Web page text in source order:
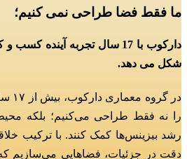
ما فقط فضا طراحی نمی کنیم؛
دارکوب با 17 سال تجربه آینده
شکل می دهد.
در
را نه فقط طراحی می‌کنیم؛ بلکه
رشد بیزینس‌ها کمک کنند. با ترکیب
دقت در جزئیات، فضاهایی می‌سازیم که